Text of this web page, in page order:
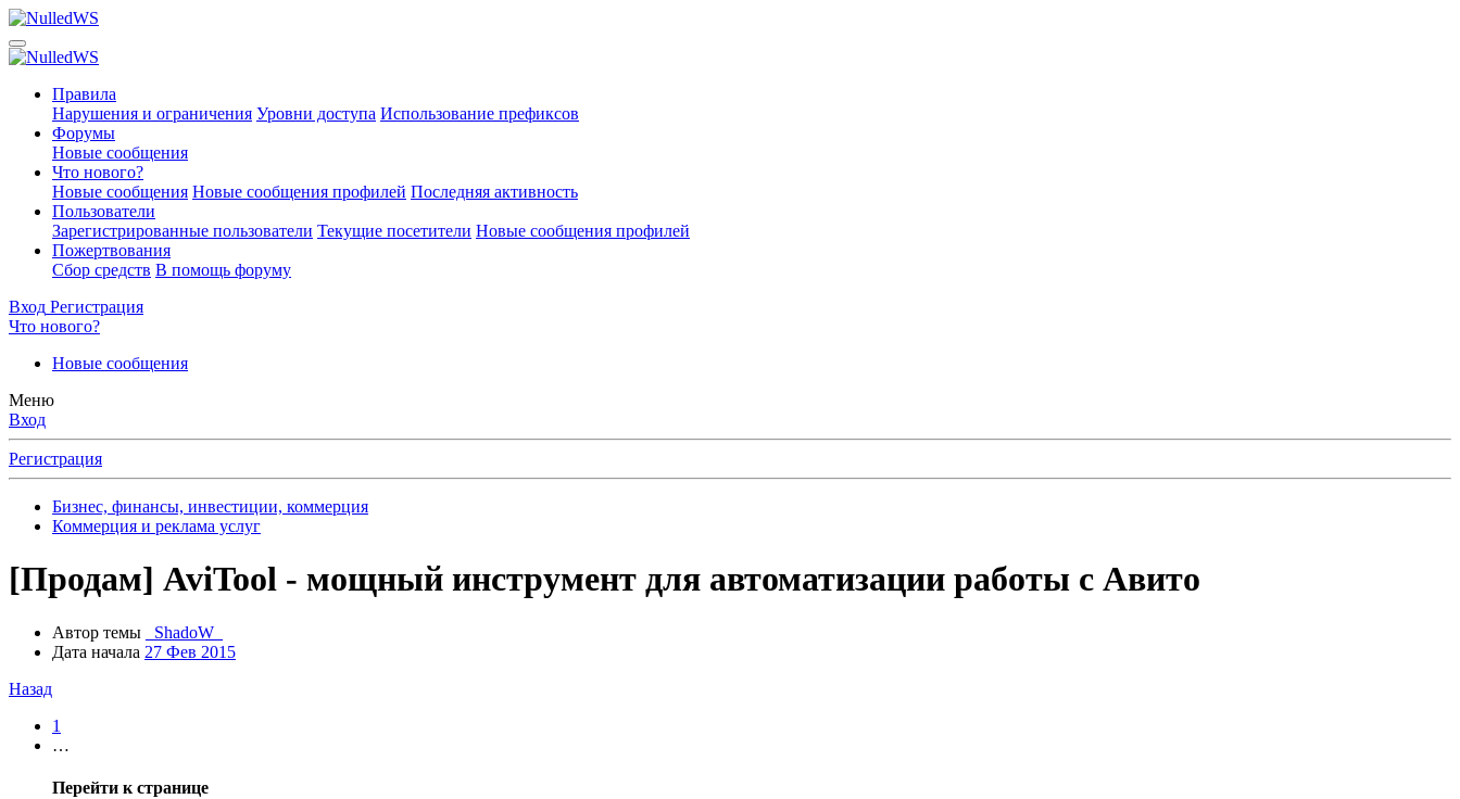
Правила
Нарушения и ограничения Уровни доступа Использование префиксов
Форумы
Новые сообщения
Что нового?
Новые сообщения Новые сообщения профилей Последняя активность
Пользователи
Зарегистрированные пользователи Текущие посетители Новые сообщения профилей
Пожертвования
Сбор средств В помощь форуму
Вход Регистрация
Что нового?
Новые сообщения
Меню
Вход
Регистрация
Бизнес, финансы, инвестиции, коммерция
Коммерция и реклама услуг
[Продам] AviTool - мощный инструмент для автоматизации работы с Авито
Автор темы
_ShadoW_
Дата начала 27 Фев 2015
Назад
1
…
Перейти к странице